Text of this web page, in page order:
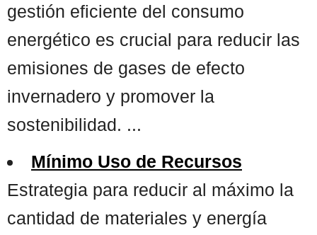
gestión eficiente del consumo
energético es crucial para reducir las
emisiones de gases de efecto
invernadero y promover la
sostenibilidad. ...
Mínimo Uso de Recursos
Estrategia para reducir al máximo la
cantidad de materiales y energía